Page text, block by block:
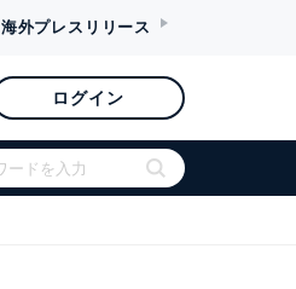
海外プレスリリース
ログイン